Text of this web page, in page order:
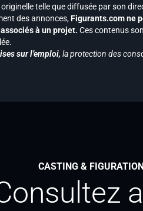
telle que diffusée par son
des annonces,Figurants.com ne
à un projet. Ces contenus
sur l’emploi, la protection des
CASTING &